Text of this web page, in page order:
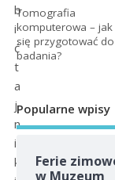
b
i
ć
t
a
j
n
i
k
Tomografia
komputerowa – jak
się przygotować do
badania?
Popularne wpisy
Ferie
w Muzeum